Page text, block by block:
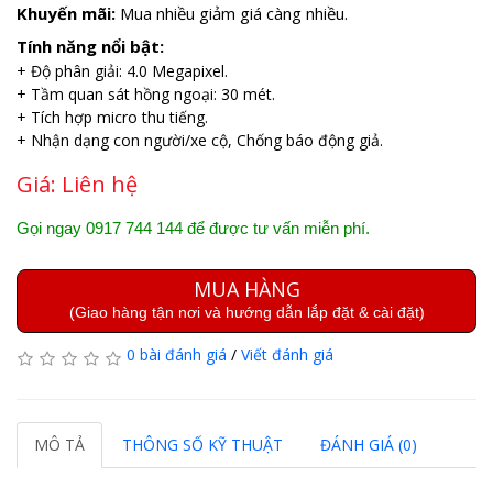
Khuyến mãi: Mua nhiều giảm giá càng nhiều.
Tính năng nổi bật:
+ Độ phân giải: 4.0 Megapixel.
+ Tầm quan sát hồng ngoại: 30 mét.
+ Tích hợp micro thu tiếng.
+ Nhận dạng con người/xe cộ, Chống báo động giả.
Giá: Liên hệ
Gọi ngay 0917 744 144 để được tư vấn miễn phí.
MUA HÀNG
(Giao hàng tận nơi và hướng dẫn lắp đặt & cài đặt)
0 bài đánh giá / Viết đánh giá
MÔ TẢ THÔNG SỐ KỸ THUẬT ĐÁNH GIÁ (0)